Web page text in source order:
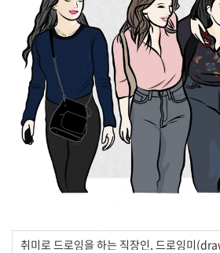
취미로 드로잉을 하는 직장인, 드로잉미